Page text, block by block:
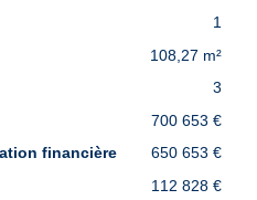
1
108,27 m²
3
700 653 €
650 653 €
112 828 €